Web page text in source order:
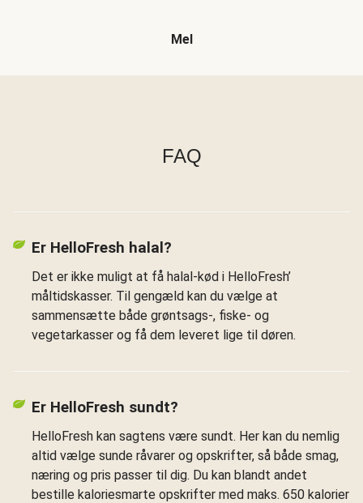
Mel
FAQ
Er HelloFresh halal?
Det er ikke muligt at få halal-kød i HelloFresh’
måltidskasser. Til gengæld kan du vælge at
sammensætte både grøntsags-, fiske- og
vegetarkasser og få dem leveret lige til døren.
Er HelloFresh sundt?
HelloFresh kan sagtens være sundt. Her kan du nemlig
altid vælge sunde råvarer og opskrifter, så både smag,
næring og pris passer til dig. Du kan blandt andet
bestille kaloriesmarte opskrifter med maks. 650 kalorier